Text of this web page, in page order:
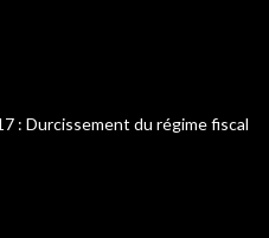
: Durcissement du régime fiscal